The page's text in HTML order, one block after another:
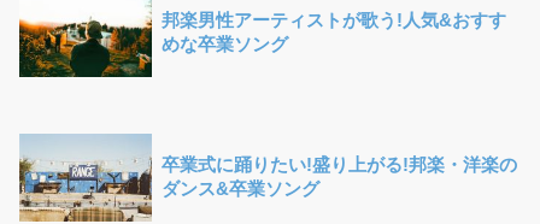
邦楽男性アーティストが歌う!人気&おすす
めな卒業ソング
卒業式に踊りたい!盛り上がる!邦楽・洋楽の
ダンス&卒業ソング